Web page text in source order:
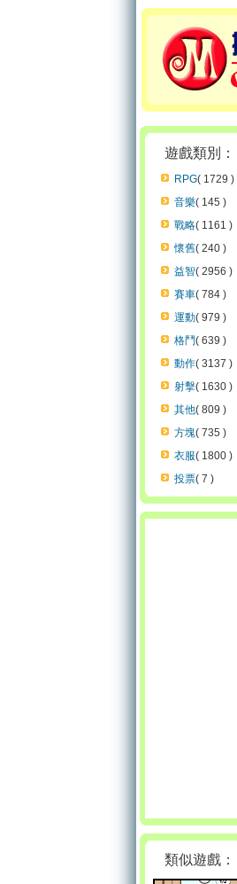
遊戲類別：
RPG( 1729 )
音樂( 145 )
戰略( 1161 )
懷舊( 240 )
益智( 2956 )
賽車( 784 )
運動( 979 )
格鬥( 639 )
動作( 3137 )
射擊( 1630 )
其他( 809 )
方塊( 735 )
衣服( 1800 )
投票( 7 )
類似遊戲：